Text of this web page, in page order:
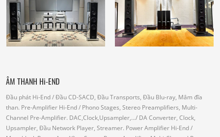
ÂM THANH Hi-END
Đầu phát Hi-End/ Đầu CD-SACD, Đầu Transports, Đầu Blu-ray, Mâm đĩa
than. Pre-Amplifier Hi-End/ Phono Stages, Stereo Preamplifiers, Multi-
Channel Pre-Amplifier. DAC,Clock,Upsampler,.../ DA Converter, Clock,
Upsampler, Đầu Network Player, Streamer. Power Amplifier Hi-End/